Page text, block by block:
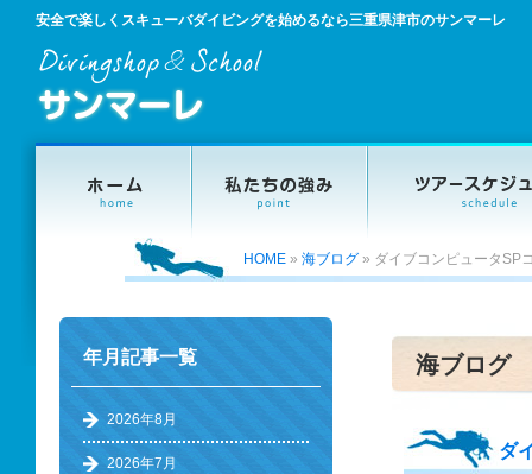
安全で楽しくスキューバダイビングを始めるなら三重県津市のサンマーレ
HOME » 海ブログ » ダイブコンピュータSP
海ブログ
ダ
年月記事一覧
2026年8月
2026年7月